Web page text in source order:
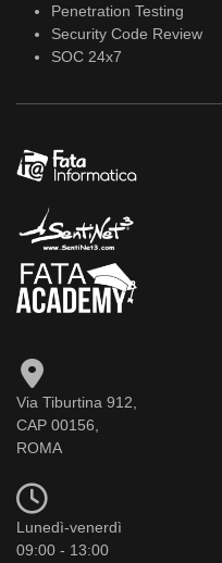
Penetration Testing
Security Code Review
SOC 24x7
Via Tiburtina 912,
CAP 00156,
ROMA
Lunedì-venerdì
09:00 - 13:00